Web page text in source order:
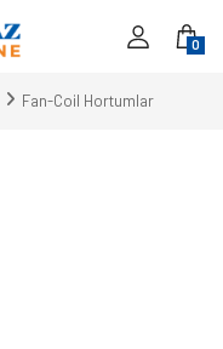
0
Fan-Coil Hortumlar